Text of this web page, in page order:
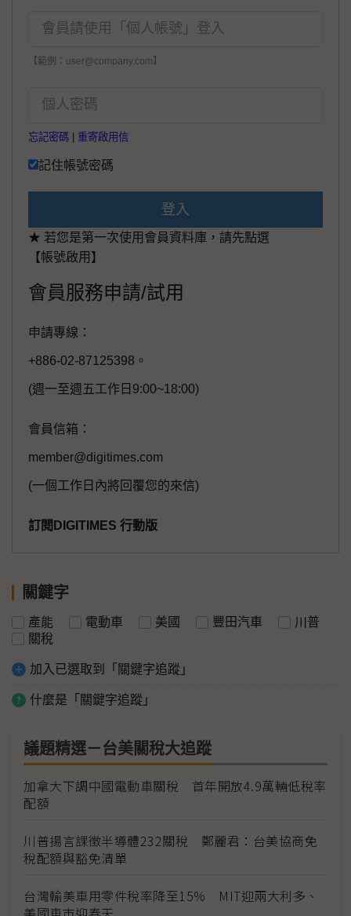
【範例：user@company.com】
忘記密碼 重寄啟用信
記住帳號密碼
登入
★ 若您是第一次使用會員資料庫，請先點選
【帳號啟用】
會員服務申請/試用
申請專線：
+886-02-87125398。
(週一至週五工作日9:00~18:00)
會員信箱：
member@digitimes.com
(一個工作日內將回覆您的來信)
訂閱DIGITIMES 行動版
關鍵字
產能 電動車 美國 豐田汽車
川普
關稅
加入已選取到「關鍵字追蹤」
什麼是「關鍵字追蹤」
議題精選－台美關稅大追蹤
加拿大下調中國電動車關稅 首年開放4.9萬輛低稅率
配額
川普揚言課徵半導體232關稅 鄭麗君：台美協商免
稅配額與豁免清單
台灣輸美車用零件稅率降至15% MIT迎兩大利多、